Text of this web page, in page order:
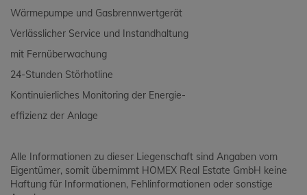
Wärmepumpe und Gasbrennwertgerät
Verlässlicher Service und Instandhaltung
mit Fernüberwachung
24-Stunden Störhotline
Kontinuierliches Monitoring der Energie-
effizienz der Anlage
Alle Informationen zu dieser Liegenschaft sind Angaben vom
Eigentümer, somit übernimmt HOMEX Real Estate GmbH keine
Haftung für Informationen, Fehlinformationen oder sonstige